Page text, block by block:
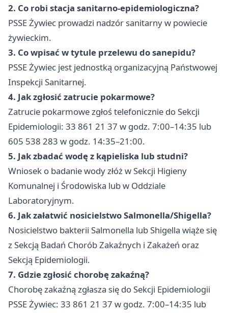
2. Co robi stacja sanitarno-epidemiologiczna?
PSSE Żywiec prowadzi nadzór sanitarny w powiecie
żywieckim.
3. Co wpisać w tytule przelewu do sanepidu?
PSSE Żywiec jest jednostką organizacyjną Państwowej
Inspekcji Sanitarnej.
4. Jak zgłosić zatrucie pokarmowe?
Zatrucie pokarmowe zgłoś telefonicznie do Sekcji
Epidemiologii: 33 861 21 37 w godz. 7:00–14:35 lub
605 538 283 w godz. 14:35–21:00.
5. Jak zbadać wodę z kąpieliska lub studni?
Wniosek o badanie wody złóż w Sekcji Higieny
Komunalnej i Środowiska lub w Oddziale
Laboratoryjnym.
6. Jak załatwić nosicielstwo Salmonella/Shigella?
Nosicielstwo bakterii Salmonella lub Shigella wiąże się
z Sekcją Badań Chorób Zakaźnych i Zakażeń oraz
Sekcją Epidemiologii.
7. Gdzie zgłosić chorobę zakaźną?
Chorobę zakaźną zgłasza się do Sekcji Epidemiologii
PSSE Żywiec: 33 861 21 37 w godz. 7:00–14:35 lub